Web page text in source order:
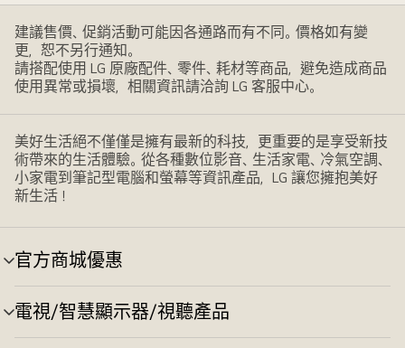
建議售價、促銷活動可能因各通路而有不同。價格如有變
更，恕不另行通知。
請搭配使用 LG 原廠配件、零件、耗材等商品，避免造成商品
使用異常或損壞，相關資訊請洽詢 LG 客服中心。
美好生活絕不僅僅是擁有最新的科技，更重要的是享受新技
術帶來的生活體驗。從各種數位影音、生活家電、冷氣空調、
小家電到筆記型電腦和螢幕等資訊產品，LG 讓您擁抱美好
新生活！
官方商城優惠
選
單
切
換
電視/智慧顯示器/視聽產品
選
單